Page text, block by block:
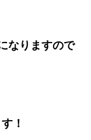
なりますので
！